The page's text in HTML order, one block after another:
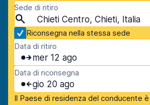
Sede di ritiro
Chieti Centro, Chieti, Italia
Riconsegna nella stessa sede
Data di ritiro
mer 12 ago
Data di riconsegna
gio 20 ago
Il Paese di residenza del conducente è